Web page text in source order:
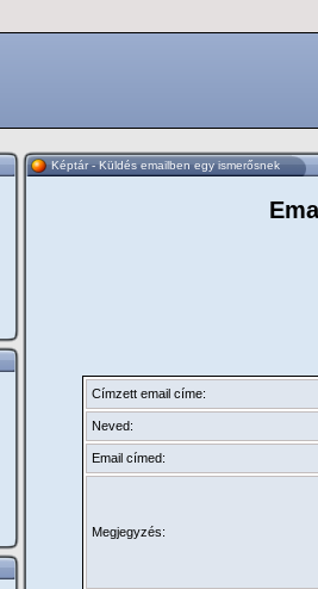
Képtár - Küldés emailben egy ismerősnek
Címzett email címe:
Neved:
Email címed:
Megjegyzés: